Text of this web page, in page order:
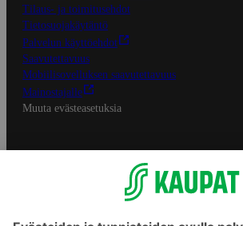
Tilaus- ja toimitusehdot
Tietosuojakäytäntö
Palvelun käyttöehdot
Saavutettavuus
Mobiilisovelluksen saavutettavuus
Mainostajalle
Muuta evästeasetuksia
S-ryhmän palvelut